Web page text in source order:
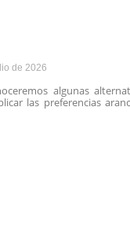
de 2026
algunas
las preferencias